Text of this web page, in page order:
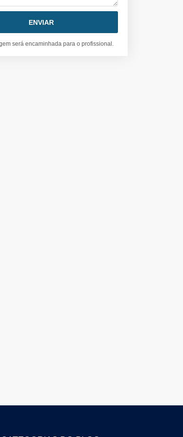
será encaminhada para o profissional.